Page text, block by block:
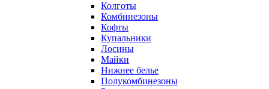
Колготы
Комбинезоны
Кофты
Купальники
Лосины
Майки
Нижнее белье
Полукомбинезоны